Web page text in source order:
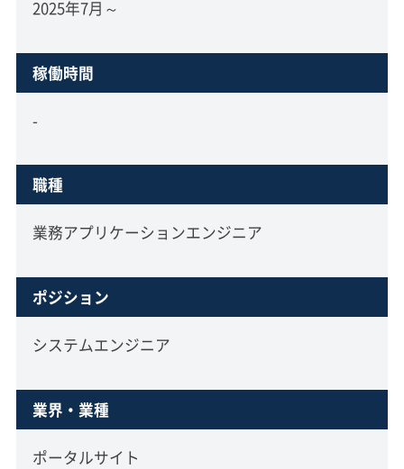
2025年7月～
稼働時間
-
職種
業務アプリケーションエンジニア
ポジション
システムエンジニア
業界・業種
ポータルサイト